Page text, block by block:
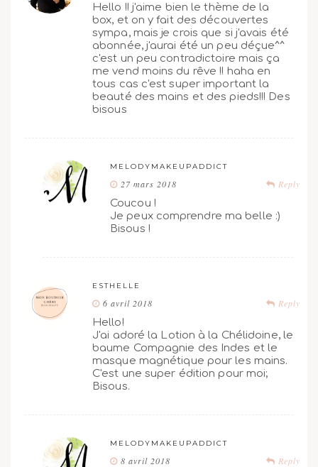
Hello !! j'aime bien le thème de la
box, et on y fait des découvertes
sympa, mais je crois que si j'avais été
abonnée, j'aurai été un peu déçue^^
c'est un peu contradictoire mais ça
me vend moins du rêve !! haha en
tous cas c'est super important la
beauté des mains et des pieds!!! Des
bisous
MELODYMAKEUPADDICT
Reply
27 mars 2018
Coucou !
Je peux comprendre ma belle :)
Bisous !
ESTHELLE
Reply
6 avril 2018
Hello!
J'ai adoré la Lotion à la Chélidoine, le
baume Compagnie des Indes et le
masque magnétique pour les mains.
C'est une super édition pour moi;
Bisous.
MELODYMAKEUPADDICT
Reply
8 avril 2018